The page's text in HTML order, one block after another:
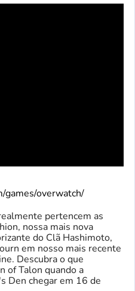
games/overwatch/
pertencem as
nossa mais nova
do Clã Hashimoto,
em nosso mais recente
Descubra o que
of Talon quando a
Den chegar em 16 de